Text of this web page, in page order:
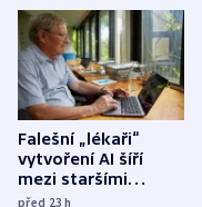
Falešní „lékaři“
vytvoření AI šíří
mezi staršími
Poláky nebezpečné
před 23h